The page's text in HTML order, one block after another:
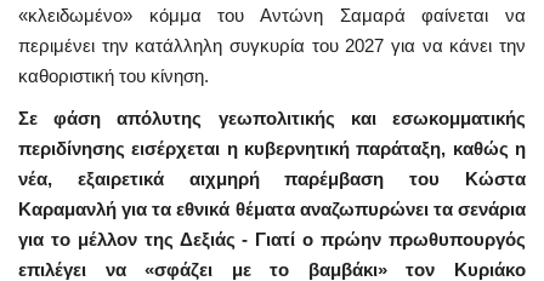
«κλειδωμένο» κόμμα του Αντώνη Σαμαρά φαίνεται να
περιμένει την κατάλληλη συγκυρία του 2027 για να κάνει την
καθοριστική του κίνηση.
Σε φάση απόλυτης γεωπολιτικής και εσωκομματικής
περιδίνησης εισέρχεται η κυβερνητική παράταξη, καθώς η
νέα, εξαιρετικά αιχμηρή παρέμβαση του Κώστα
Καραμανλή για τα εθνικά θέματα αναζωπυρώνει τα σενάρια
για το μέλλον της Δεξιάς - Γιατί ο πρώην πρωθυπουργός
επιλέγει να «σφάζει με το βαμβάκι» τον Κυριάκο